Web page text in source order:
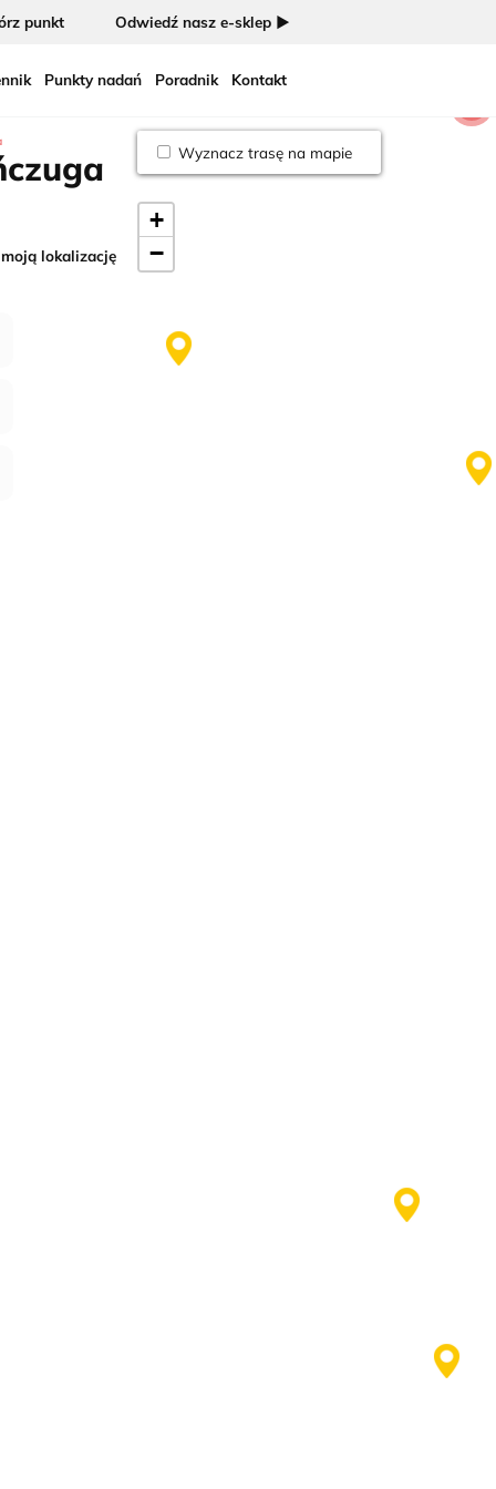
punkt Odwiedź nasz e-sklep ►
Punkty nadań Poradnik Kontakt
lokalizację
Wyznacz trasę na mapie
+
−